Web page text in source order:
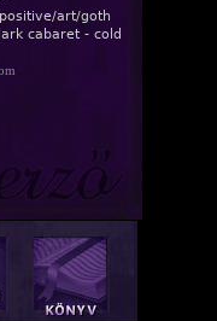
art/goth
cabaret - cold